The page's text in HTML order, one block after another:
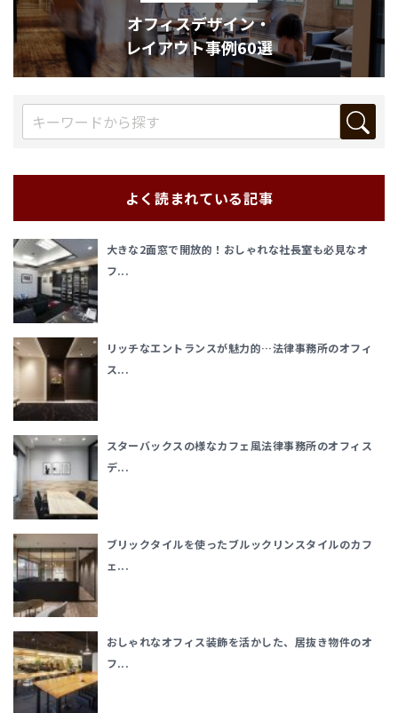
オフィスデザイン・
レイアウト事例60選
よく読まれている記事
大きな2面窓で開放的！おしゃれな社長室も必見なオ
フ...
リッチなエントランスが魅力的…法律事務所のオフィ
ス...
スターバックスの様なカフェ風法律事務所のオフィス
デ...
ブリックタイルを使ったブルックリンスタイルのカフ
ェ...
おしゃれなオフィス装飾を活かした、居抜き物件のオ
フ...